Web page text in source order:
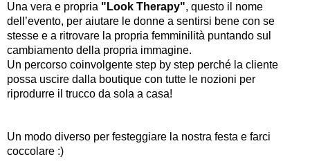
Una vera e propria "Look Therapy", questo il nome
dell’evento, per aiutare le donne a sentirsi bene con se
stesse e a ritrovare la propria femminilità puntando sul
cambiamento della propria immagine.
Un percorso coinvolgente step by step perché la cliente
possa uscire dalla boutique con tutte le nozioni per
riprodurre il trucco da sola a casa!
Un modo diverso per festeggiare la nostra festa e farci
coccolare :)